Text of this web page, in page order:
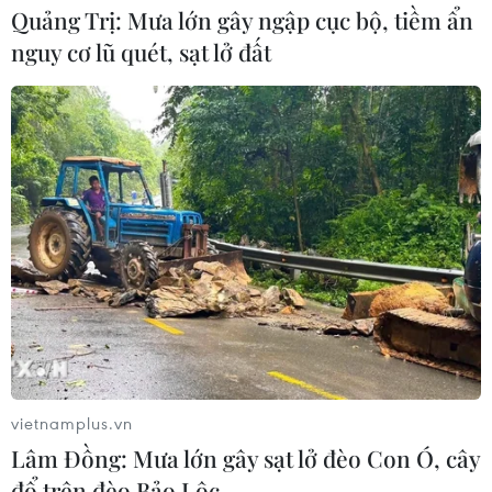
ngoại mua ròng trở lại hơn 1.000 tỷ
đồng
Cổ phiếu công nghệ giảm sâu: Định
giá lại hay cơ hội tích lũy?
03/08/2026 08:45
Chứng khoán hồi phục gần 3%, thị
trường kỳ vọng khởi sắc trong tháng
Tám
02/08/2026 11:18
Thị trường phục hồi trong “nghi
Quảng Trị: Mưa lớn gây ngập cục bộ, tiềm ẩn
nguy cơ lũ quét, sạt lở đất
vietnamplus.vn
Lâm Đồng: Mưa lớn gây sạt lở đèo Con Ó, cây